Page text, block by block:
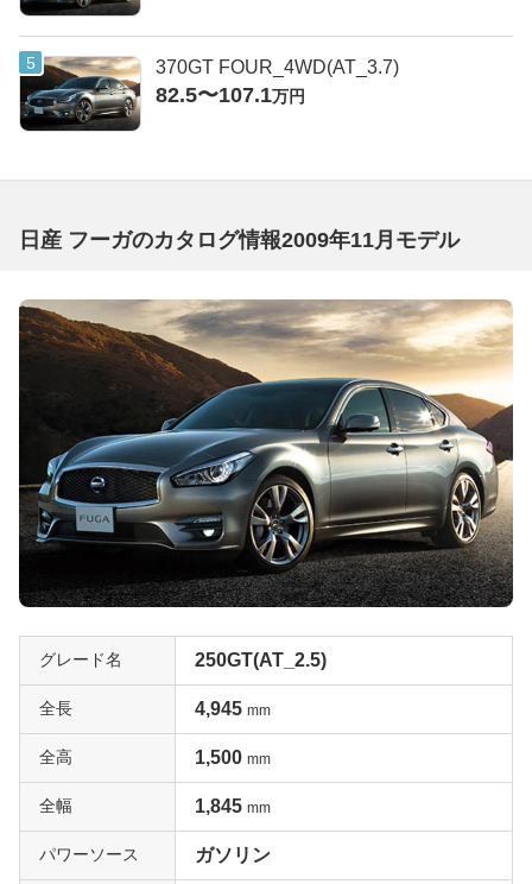
370GT FOUR_4WD(AT_3.7)
82.5〜107.1万円
日産 フーガのカタログ情報2009年11月モデル
グレード名 250GT(AT_2.5)
全長 4,945 mm
全高 1,500 mm
全幅 1,845 mm
パワーソース ガソリン